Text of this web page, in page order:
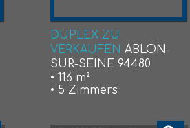
DUPLEX ZU
VERKAUFEN ABLON-
SUR-SEINE 94480
• 116 m²
• 5 Zimmers